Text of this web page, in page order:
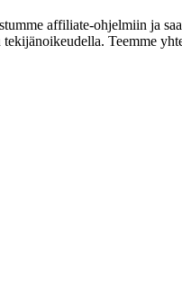
affiliate-ohjelmiin ja
Teemme